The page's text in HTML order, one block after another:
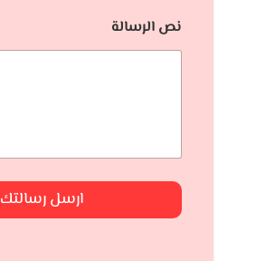
نص الرسالة
ارسل رسالتك